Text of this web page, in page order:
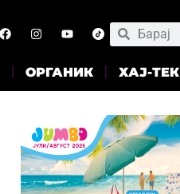
ОРГАНИК ХАЈ-ТЕК